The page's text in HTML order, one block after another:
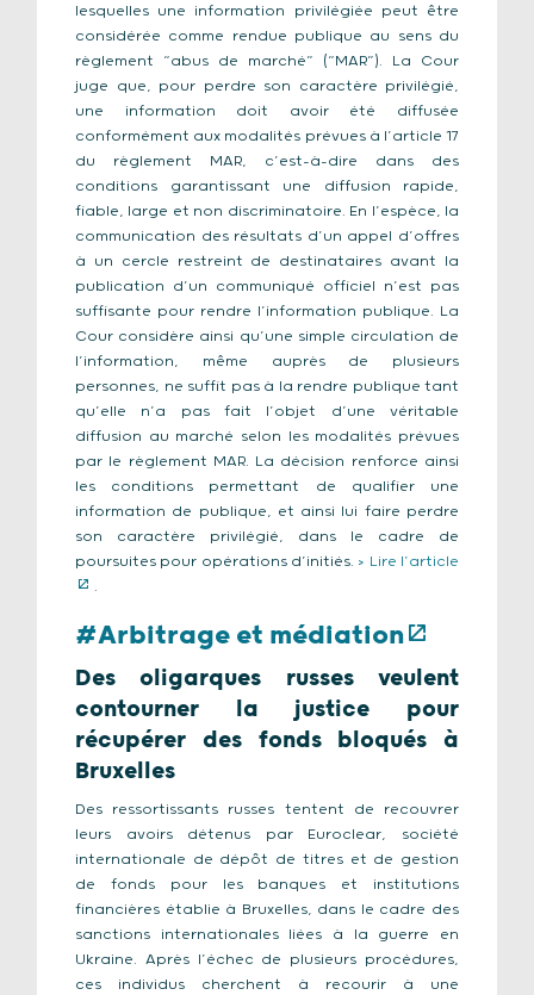
lesquelles une information privilégiée peut être
considérée comme rendue publique au sens du
règlement “abus de marché” (“MAR”). La Cour
juge que, pour perdre son caractère privilégié,
une information doit avoir été diffusée
conformément aux modalités prévues à l’article 17
du règlement MAR, c’est-à-dire dans des
conditions garantissant une diffusion rapide,
fiable, large et non discriminatoire. En l’espèce, la
communication des résultats d’un appel d’offres
à un cercle restreint de destinataires avant la
publication d’un communiqué officiel n’est pas
suffisante pour rendre l’information publique. La
Cour considère ainsi qu’une simple circulation de
l’information, même auprès de plusieurs
personnes, ne suffit pas à la rendre publique tant
qu’elle n’a pas fait l’objet d’une véritable
diffusion au marché selon les modalités prévues
par le règlement MAR. La décision renforce ainsi
les conditions permettant de qualifier une
information de publique, et ainsi lui faire perdre
son caractère privilégié, dans le cadre de
poursuites pour opérations d’initiés. > Lire l’article
.
#Arbitrage et médiation
Des oligarques russes veulent
contourner la justice pour
récupérer des fonds bloqués à
Bruxelles
Des ressortissants russes tentent de recouvrer
leurs avoirs détenus par Euroclear, société
internationale de dépôt de titres et de gestion
de fonds pour les banques et institutions
financières établie à Bruxelles, dans le cadre des
sanctions internationales liées à la guerre en
Ukraine. Après l’échec de plusieurs procédures,
ces individus cherchent à recourir à une